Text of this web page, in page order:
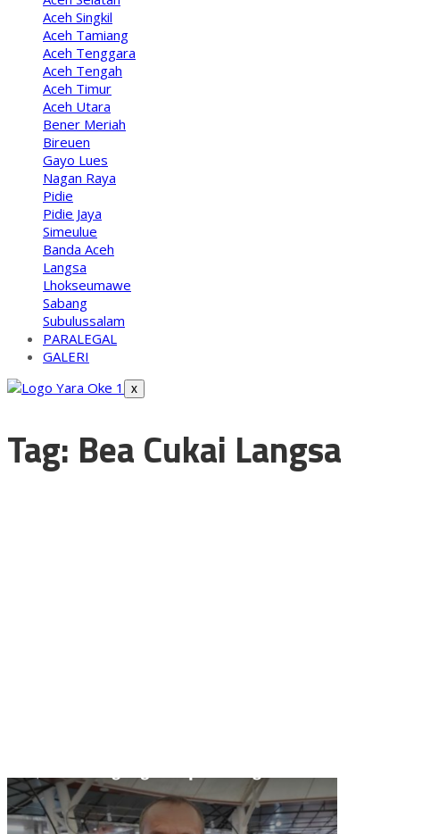
Aceh Singkil
Aceh Tamiang
Aceh Tenggara
Aceh Tengah
Aceh Timur
Aceh Utara
Bener Meriah
Bireuen
Gayo Lues
Nagan Raya
Pidie
Pidie Jaya
Simeulue
Banda Aceh
Langsa
Lhokseumawe
Sabang
Subulussalam
PARALEGAL
GALERI
X
Tag: Bea Cukai Langsa